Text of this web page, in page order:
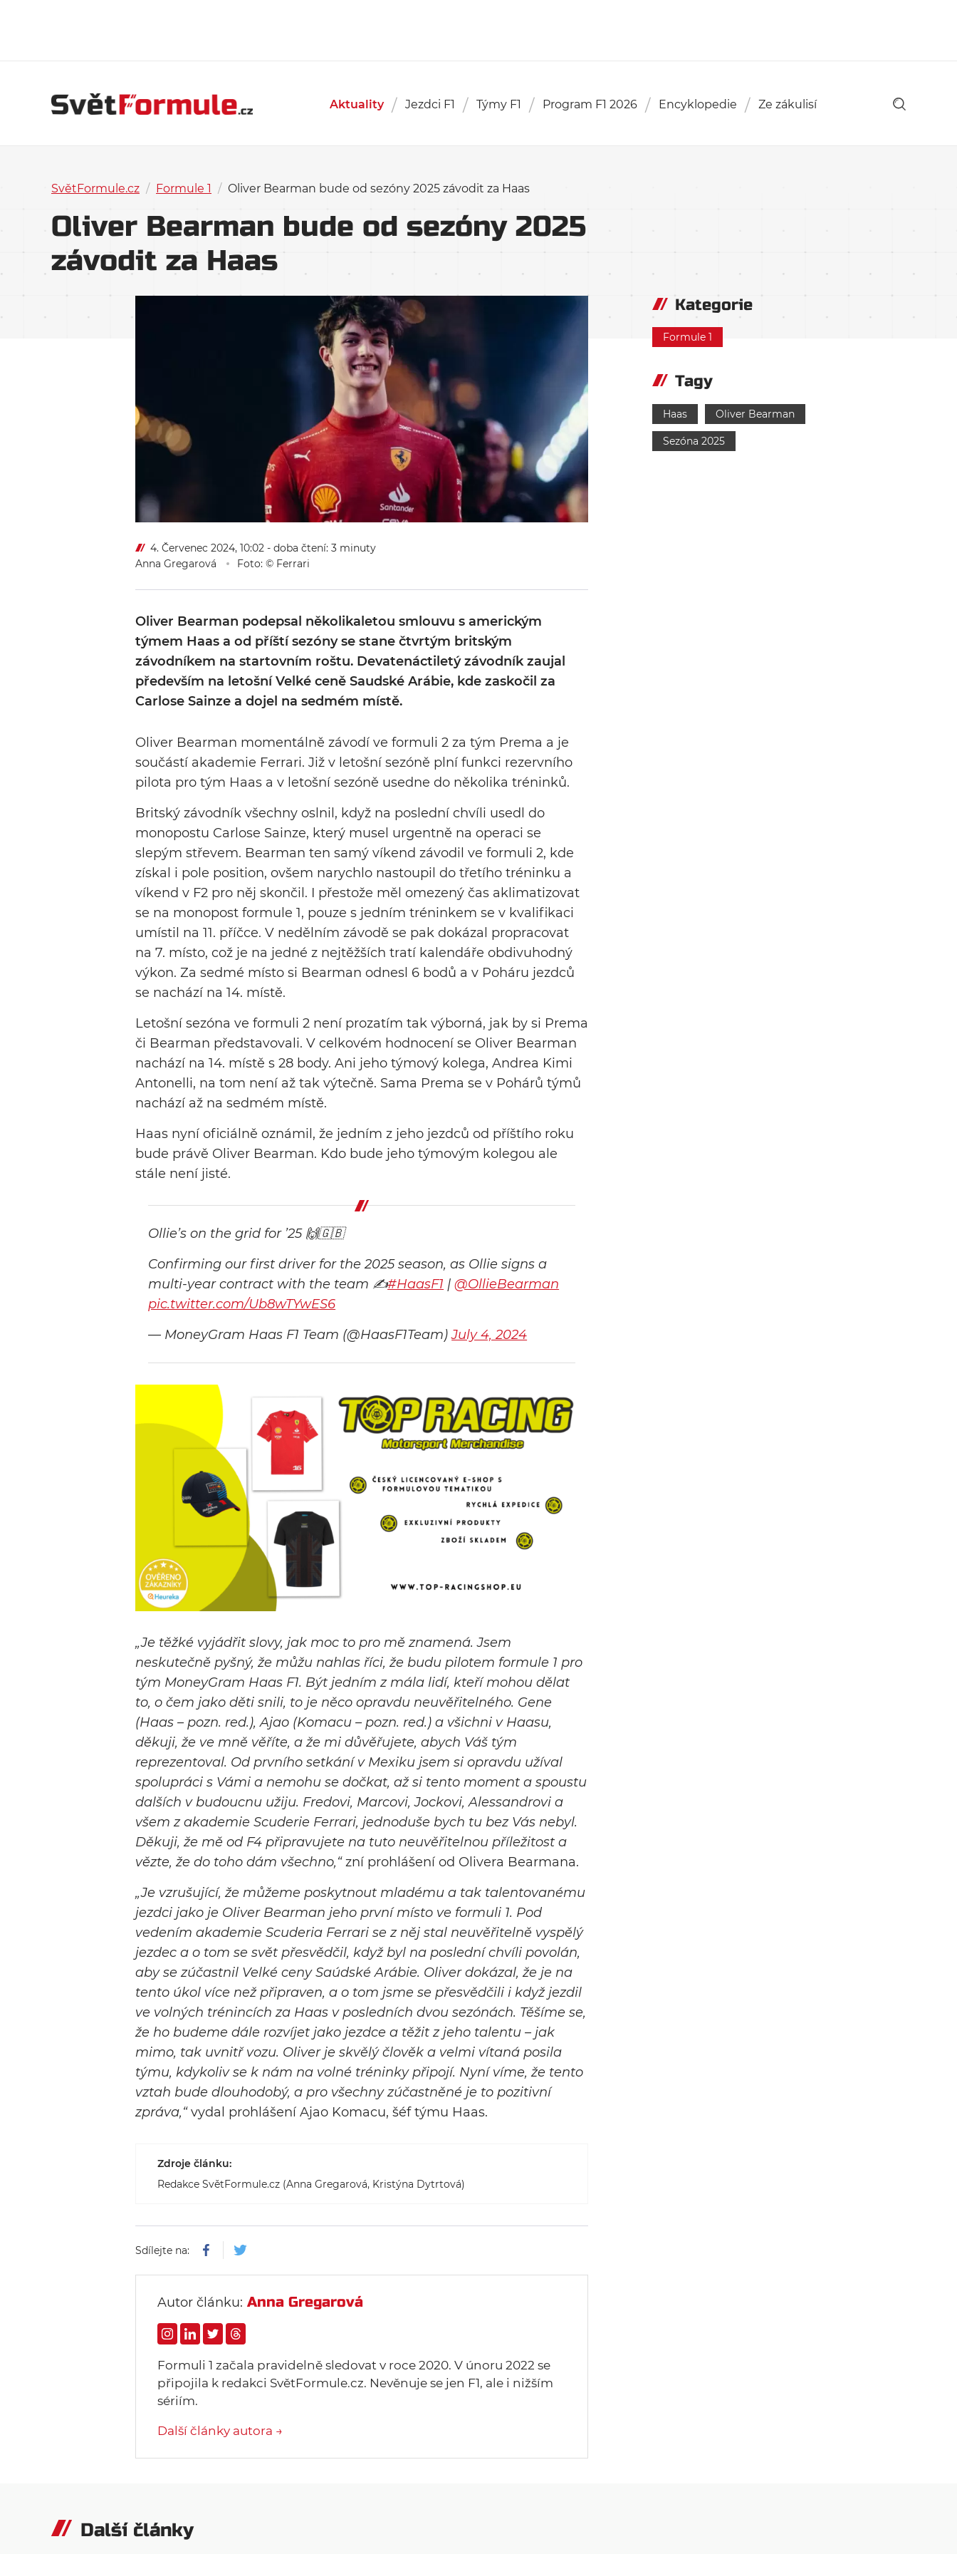
Aktuality Jezdci F1 Týmy F1 Program F1 2026 Encyklopedie Ze zákulisí
SvětFormule.cz / Formule 1 / Oliver Bearman bude od sezóny 2025 závodit za Haas
Oliver Bearman bude od sezóny 2025
závodit za Haas
4. Červenec 2024, 10:02 - doba čtení: 3 minuty
Anna Gregarová
Foto: © Ferrari
Oliver Bearman podepsal několikaletou smlouvu s americkým
týmem Haas a od příští sezóny se stane čtvrtým britským
závodníkem na startovním roštu. Devatenáctiletý závodník zaujal
především na letošní Velké ceně Saudské Arábie, kde zaskočil za
Carlose Sainze a dojel na sedmém místě.
Oliver Bearman momentálně závodí ve formuli 2 za tým Prema a je
součástí akademie Ferrari. Již v letošní sezóně plní funkci rezervního
pilota pro tým Haas a v letošní sezóně usedne do několika tréninků.
Britský závodník všechny oslnil, když na poslední chvíli usedl do
monopostu Carlose Sainze, který musel urgentně na operaci se
slepým střevem. Bearman ten samý víkend závodil ve formuli 2, kde
získal i pole position, ovšem narychlo nastoupil do třetího tréninku a
víkend v F2 pro něj skončil. I přestože měl omezený čas aklimatizovat
se na monopost formule 1, pouze s jedním tréninkem se v kvalifikaci
umístil na 11. příčce. V nedělním závodě se pak dokázal propracovat
na 7. místo, což je na jedné z nejtěžších tratí kalendáře obdivuhodný
výkon. Za sedmé místo si Bearman odnesl 6 bodů a v Poháru jezdců
se nachází na 14. místě.
Letošní sezóna ve formuli 2 není prozatím tak výborná, jak by si Prema
či Bearman představovali. V celkovém hodnocení se Oliver Bearman
nachází na 14. místě s 28 body. Ani jeho týmový kolega, Andrea Kimi
Antonelli, na tom není až tak výtečně. Sama Prema se v Pohárů týmů
nachází až na sedmém místě.
Haas nyní oficiálně oznámil, že jedním z jeho jezdců od příštího roku
bude právě Oliver Bearman. Kdo bude jeho týmovým kolegou ale
stále není jisté.
Ollie’s on the grid for ’25 🙌🇬🇧
Confirming our first driver for the 2025 season, as Ollie signs a
multi-year contract with the team ✍️#HaasF1 |@OllieBearman
pic.twitter.com/Ub8wTYwES6
— MoneyGram Haas F1 Team (@HaasF1Team)July 4, 2024
„Je těžké vyjádřit slovy, jak moc to pro mě znamená. Jsem
neskutečně pyšný, že můžu nahlas říci, že budu pilotem formule 1 pro
tým MoneyGram Haas F1. Být jedním z mála lidí, kteří mohou dělat
to, o čem jako děti snili, to je něco opravdu neuvěřitelného. Gene
(Haas – pozn. red.), Ajao (Komacu – pozn. red.) a všichni v Haasu,
děkuji, že ve mně věříte, a že mi důvěřujete, abych Váš tým
reprezentoval. Od prvního setkání v Mexiku jsem si opravdu užíval
spolupráci s Vámi a nemohu se dočkat, až si tento moment a spoustu
dalších v budoucnu užiju. Fredovi, Marcovi, Jockovi, Alessandrovi a
všem z akademie Scuderie Ferrari, jednoduše bych tu bez Vás nebyl.
Děkuji, že mě od F4 připravujete na tuto neuvěřitelnou příležitost a
vězte, že do toho dám všechno,“zní prohlášení od Olivera Bearmana.
„Je vzrušující, že můžeme poskytnout mladému a tak talentovanému
jezdci jako je Oliver Bearman jeho první místo ve formuli 1. Pod
vedením akademie Scuderia Ferrari se z něj stal neuvěřitelně vyspělý
jezdec a o tom se svět přesvědčil, když byl na poslední chvíli povolán,
aby se zúčastnil Velké ceny Saúdské Arábie. Oliver dokázal, že je na
tento úkol více než připraven, a o tom jsme se přesvědčili i když jezdil
ve volných trénincích za Haas v posledních dvou sezónách. Těšíme se,
že ho budeme dále rozvíjet jako jezdce a těžit z jeho talentu – jak
mimo, tak uvnitř vozu. Oliver je skvělý člověk a velmi vítaná posila
týmu, kdykoliv se k nám na volné tréninky připojí. Nyní víme, že tento
vztah bude dlouhodobý, a pro všechny zúčastněné je to pozitivní
zpráva,“vydal prohlášení Ajao Komacu, šéf týmu Haas.
Zdroje článku:
Redakce SvětFormule.cz (Anna Gregarová, Kristýna Dytrtová)
Sdílejte na:
Autor článku: Anna Gregarová
Formuli 1 začala pravidelně sledovat v roce 2020. V únoru 2022 se
připojila k redakci SvětFormule.cz. Nevěnuje se jen F1, ale i nižším
sériím.
Další články autora →
Kategorie
Formule 1
Tagy
Haas Oliver Bearman
Sezóna 2025
Další články